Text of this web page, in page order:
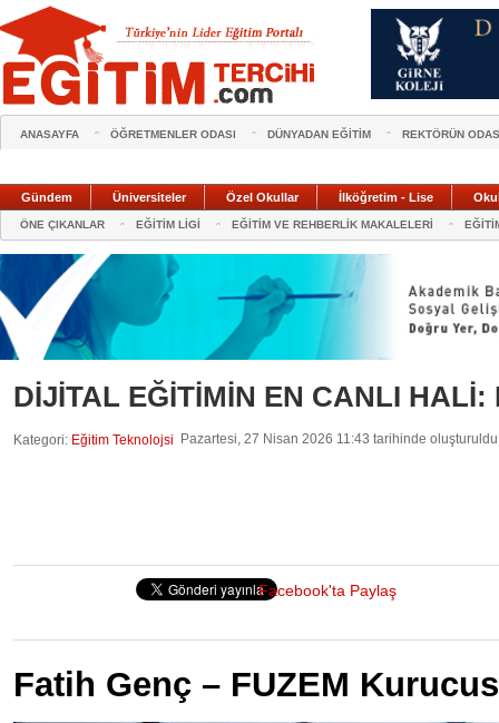
ANASAYFA ÖĞRETMENLER ODASI DÜNYADAN EĞİTİM REKTÖRÜN
Gündem Üniversiteler Özel Okullar İlköğretim - Lise
ÖNE ÇIKANLAR EĞİTİM LİGİ EĞİTİM VE REHBERLİK MAKALELERİ
DİJİTAL EĞİTİMİN EN CANLI HALİ:
Kategori: Eğitim Teknolojsi Pazartesi, 27 Nisan 2026 11:43 tarihinde oluşturuldu
Facebook'ta Paylaş
Fatih Genç – FUZEM